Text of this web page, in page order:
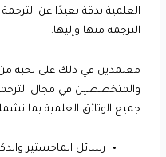
العلمية بدقة بعيدًا عن
الترجمة منها وإليها.
معتمدين في ذلك على نخبة
والمتخصصين في مجال
جميع الوثائق العلمية بما
رسائل الماجستير